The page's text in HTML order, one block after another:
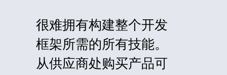
很难拥有构建整个开发
框架所需的所有技能。
从供应商处购买产品可